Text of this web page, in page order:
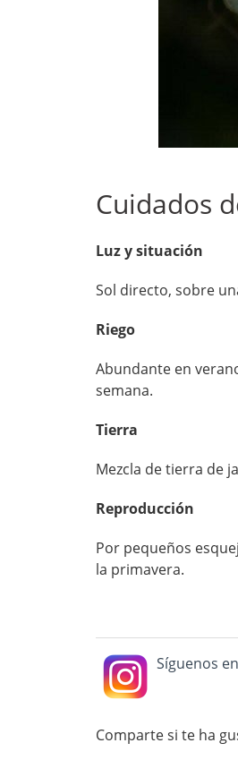
Cuidados
Luz y situación
Sol directo, sobre
Riego
Abundante en
semana.
Tierra
Mezcla de tierra de
Reproducción
Por pequeños
la primavera.
Síguenos
Comparte si te ha